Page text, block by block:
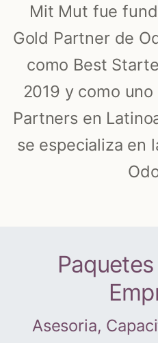
Mit Mut fue
Gold Partner de
como Best
2019 y como
Partners en
se especializa en
Asesoria,